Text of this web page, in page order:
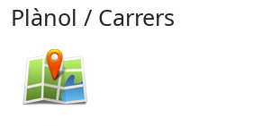
Plànol / Carrers